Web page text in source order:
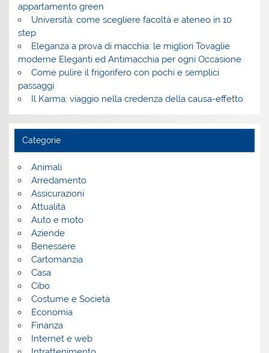
appartamento green
Università: come scegliere facoltà e ateneo in 10
step
Eleganza a prova di macchia: le migliori Tovaglie
moderne Eleganti ed Antimacchia per ogni Occasione
Come pulire il frigorifero con pochi e semplici
passaggi
Il Karma: viaggio nella credenza della causa-effetto
Categorie
Animali
Arredamento
Assicurazioni
Attualità
Auto e moto
Aziende
Benessere
Cartomanzia
Casa
Cibo
Costume e Società
Economia
Finanza
Internet e web